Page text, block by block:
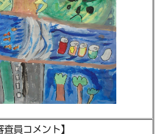
査員コメント】